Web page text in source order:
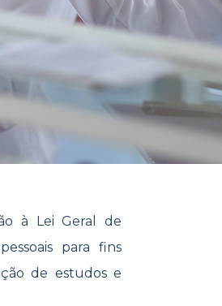
à Lei Geral de
para fins
de estudos e